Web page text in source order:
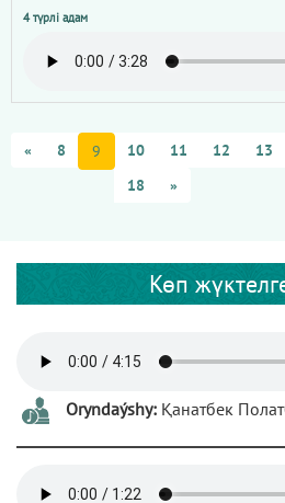
4 түрлі адам
« 8 9 10 11 12 13
18
»
Көп
Oryndaýshy: Қанатбек